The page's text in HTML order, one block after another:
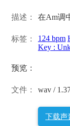
描述： 在Am调
标签： 124 bpm
Key :
预览：
文件： wav /
下载声